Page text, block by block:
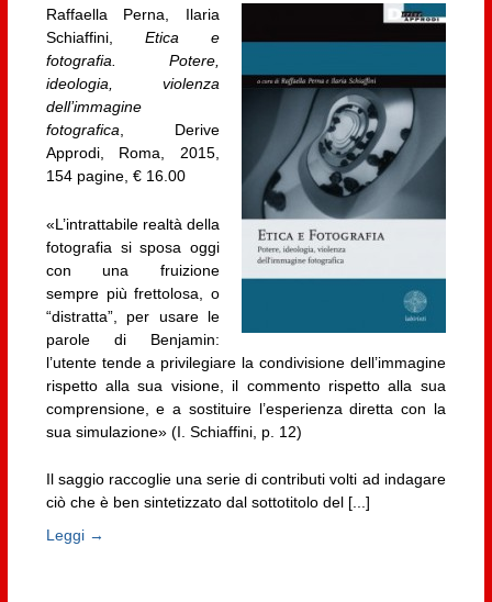
Raffaella Perna, Ilaria
Schiaffini, Etica e
fotografia. Potere,
ideologia, violenza
dell’immagine
fotografica, Derive
Approdi, Roma, 2015,
154 pagine, € 16.00
«L’intrattabile realtà della
fotografia si sposa oggi
con una fruizione
sempre più frettolosa, o
“distratta”, per usare le
parole di Benjamin:
l’utente tende a privilegiare la condivisione dell’immagine
rispetto alla sua visione, il commento rispetto alla sua
comprensione, e a sostituire l’esperienza diretta con la
sua simulazione» (I. Schiaffini, p. 12)
Il saggio raccoglie una serie di contributi volti ad indagare
ciò che è ben sintetizzato dal sottotitolo del [...]
Leggi →